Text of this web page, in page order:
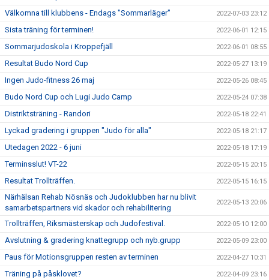
Välkomna till klubbens - Endags "Sommarläger" 2022-07-03 23:12
Sista träning för terminen! 2022-06-01 12:15
Sommarjudoskola i Kroppefjäll 2022-06-01 08:55
Resultat Budo Nord Cup 2022-05-27 13:19
Ingen Judo-fitness 26 maj 2022-05-26 08:45
Budo Nord Cup och Lugi Judo Camp 2022-05-24 07:38
Distriktsträning - Randori 2022-05-18 22:41
Lyckad gradering i gruppen "Judo för alla" 2022-05-18 21:17
Utedagen 2022 - 6 juni 2022-05-18 17:19
Terminsslut! VT-22 2022-05-15 20:15
Resultat Trollträffen. 2022-05-15 16:15
Närhälsan Rehab Nösnäs och Judoklubben har nu blivit
samarbetspartners vid skador och rehabilitering
2022-05-13 20:06
Trollträffen, Riksmästerskap och Judofestival. 2022-05-10 12:00
Avslutning & gradering knattegrupp och nyb.grupp 2022-05-09 23:00
Paus för Motionsgruppen resten av terminen 2022-04-27 10:31
Träning på påsklovet? 2022-04-09 23:16